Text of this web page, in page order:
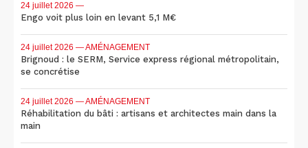
24 juillet 2026 —
Engo voit plus loin en levant 5,1 M€
24 juillet 2026 — AMÉNAGEMENT
Brignoud : le SERM, Service express régional métropolitain,
se concrétise
24 juillet 2026 — AMÉNAGEMENT
Réhabilitation du bâti : artisans et architectes main dans la
main